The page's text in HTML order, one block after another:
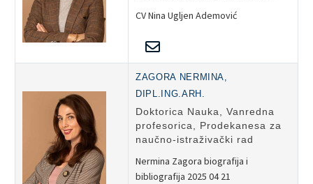
CV Nina Ugljen Ademović
ZAGORA NERMINA,
DIPL.ING.ARH.
Doktorica Nauka, Vanredna
profesorica, Prodekanesa za
naučno-istraživački rad
Nermina Zagora biografija i
bibliografija 2025 04 21